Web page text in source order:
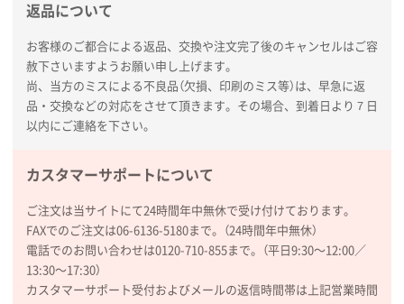
新潟県R社様
ワンポイントポリ袋 A4サイズ
2026年01月16日 10:53
納期が比較的短く、ロット数が豊富に選べて価格が安
かったため
山口県P社様
③1枚
2026年01月09日 13:48
返品について
お客様のご都合による返品、交換や注文完了後のキャンセルはご容
赦下さいますようお願い申し上げます。
尚、当方のミスによる不良品（欠損、印刷のミス等）は、早急に返
品・交換などの対応をさせて頂きます。その場合、到着日より７日
以内にご連絡を下さい。
カスタマーサポートについて
ご注文は当サイトにて24時間年中無休で受け付けております。
FAXでのご注文は06-6136-5180まで。（24時間年中無休）
電話でのお問い合わせは0120-710-855まで。（平日9:30〜12:00／
13:30〜17:30）
カスタマーサポート受付およびメールの返信時間帯は上記営業時間